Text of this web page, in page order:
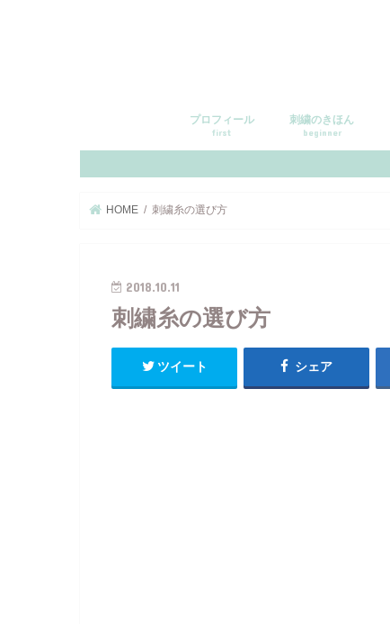
プロフィール
first
刺繍のきほん
beginner
HOME 刺繍糸の選び方
2018.10.11
刺繍糸の選び方
ツイート シェア